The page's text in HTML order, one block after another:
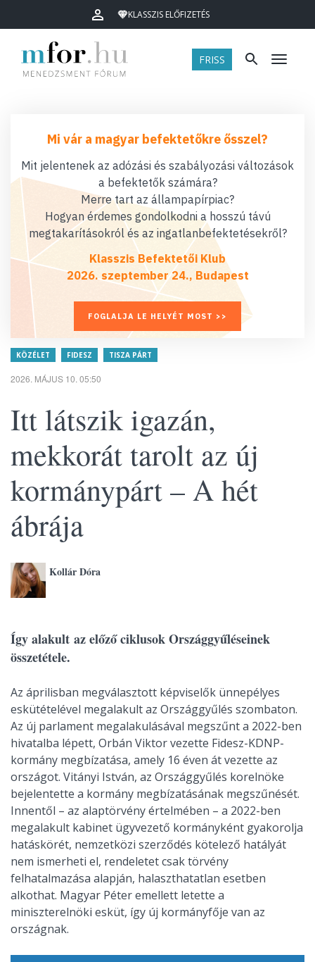
KLASSZIS ELŐFIZETÉS
FRISS Menü
Mi vár a magyar befektetőkre ősszel?
Mit jelentenek az adózási és szabályozási változások
a befektetők számára?
Merre tart az állampapírpiac?
Hogyan érdemes gondolkodni a hosszú távú
megtakarításokról és az ingatlanbefektetésekről?
Klasszis Befektetői Klub
2026. szeptember 24., Budapest
FOGLALJA LE HELYÉT MOST >>
KÖZÉLET FIDESZ TISZA PÁRT
2026. MÁJUS 10. 05:50
Itt látszik igazán,
mekkorát tarolt az új
kormánypárt – A hét
ábrája
Kollár Dóra
Így alakult az előző ciklusok Országgyűléseinek
összetétele.
Az áprilisban megválasztott képviselők ünnepélyes
eskütételével megalakult az Országgyűlés szombaton.
Az új parlament megalakulásával megszűnt a 2022-ben
hivatalba lépett, Orbán Viktor vezette Fidesz-KDNP-
kormány megbízatása, amely 16 éven át vezette az
országot. Vitányi István, az Országgyűlés korelnöke
bejelentette a kormány megbízatásának megszűnését.
Innentől – az alaptörvény értelmében – a 2022-ben
megalakult kabinet ügyvezető kormányként gyakorolja
hatáskörét, nemzetközi szerződés kötelező hatályát
nem ismerheti el, rendeletet csak törvény
felhatalmazása alapján, halaszthatatlan esetben
alkothat. Magyar Péter emellett letette a
miniszterelnöki esküt, így új kormányfője van az
országnak.